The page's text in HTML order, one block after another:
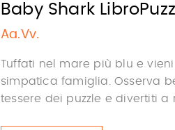
Baby Shark
Aa.Vv.
Tuffati nel mare più blu e
simpatica famiglia. Osserva
tessere dei puzzle e divertiti a